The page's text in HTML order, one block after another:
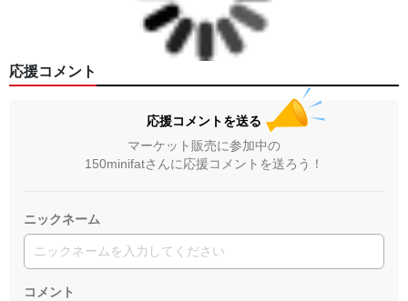
応援コメント
応援コメントを送る
マーケット販売に参加中の
150minifatさんに応援コメントを送ろう！
ニックネーム
コメント